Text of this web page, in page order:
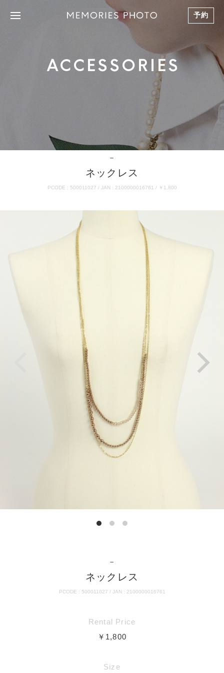
予約
ACCESSORIES
－
ネックレス
PCODE : 500011027 / JAN : 2100000016761 / ￥1,800
－
ネックレス
PCODE : 500011027 / JAN : 2100000016761
Rental Price
￥1,800
Size